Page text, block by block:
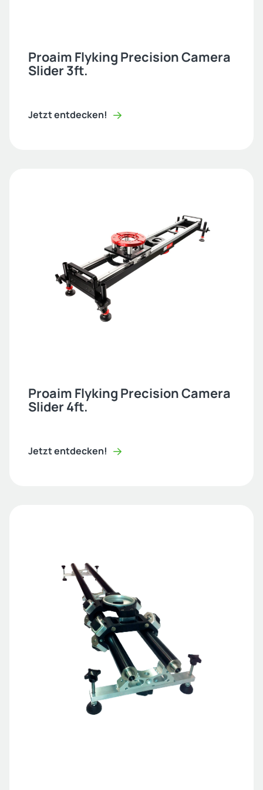
Proaim Flyking Precision Camera
Slider 3ft.
Jetzt entdecken!
Proaim Flyking Precision Camera
Slider 4ft.
Jetzt entdecken!